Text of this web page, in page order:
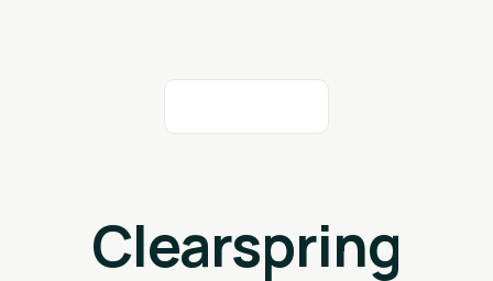
Clearspring